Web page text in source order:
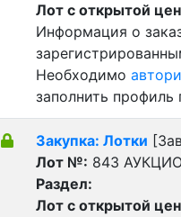
Лот с открытой
Информация о
Необходимо
заполнить профиль
Закупка: Лотки
Лот №: 843
Раздел:
Лот с открытой